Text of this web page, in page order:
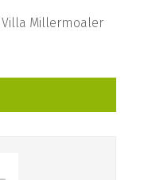
Villa Millermoaler